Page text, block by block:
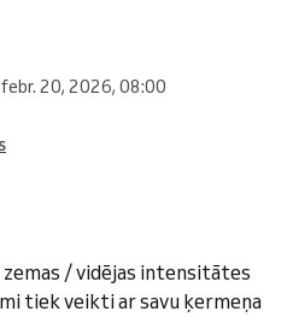
20, 2026, 08:00
/ vidējas intensitātes
tiek veikti ar savu ķermeņa